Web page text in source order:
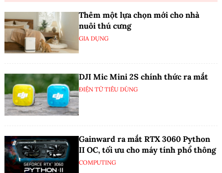
Thêm một lựa chọn mới cho nhà
nuôi thú cưng
GIA DỤNG
DJI Mic Mini 2S chính thức ra mắt
ĐIỆN TỬ TIÊU DÙNG
Gainward ra mắt RTX 3060 Python
II OC, tối ưu cho máy tính phổ thông
COMPUTING